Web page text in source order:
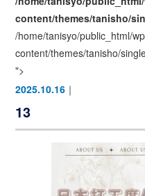
content/themes/tanisho/
/home/tanisyo/public_html/
content/themes/tanisho/
">
2025.10.16 ｜
13